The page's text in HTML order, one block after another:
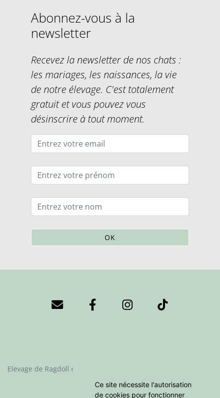
Abonnez-vous à la
newsletter
Recevez la newsletter de nos chats :
les mariages, les naissances, la vie
de notre élevage. C'est totalement
gratuit et vous pouvez vous
désinscrire à tout moment.
OK
Elevage de Ragdoll et Cherubim depuis 2023 situé en Essonne
Fiche race Cherubim
Ce site nécessite l'autorisation
de cookies pour fonctionner